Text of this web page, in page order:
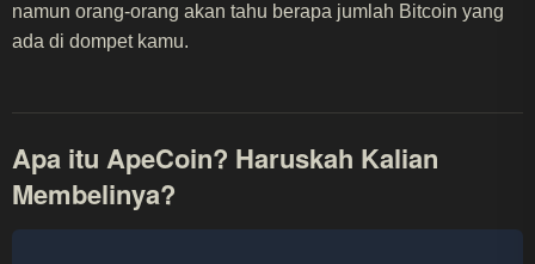
namun orang-orang akan tahu berapa jumlah Bitcoin yang
ada di dompet kamu.
Apa itu ApeCoin? Haruskah Kalian
Membelinya?